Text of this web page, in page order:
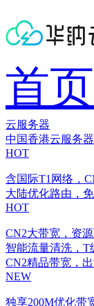
首页
云服务器
中国香港云服务器
HOT
含国际T1网络，
大陆优化路由，
HOT
CN2大带宽，资
智能流量清洗，T
CN2精品带宽，
NEW
独享200M优化带